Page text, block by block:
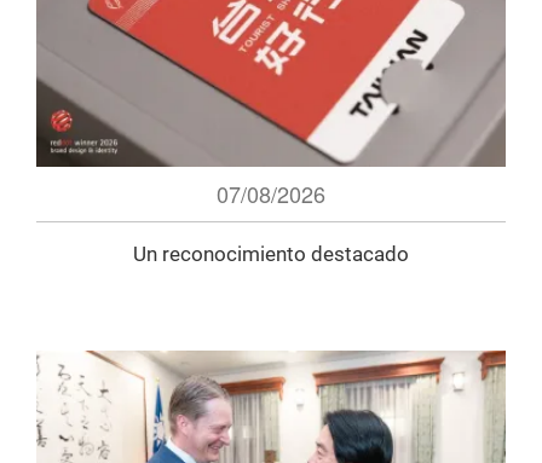
07/08/2026
Un reconocimiento destacado